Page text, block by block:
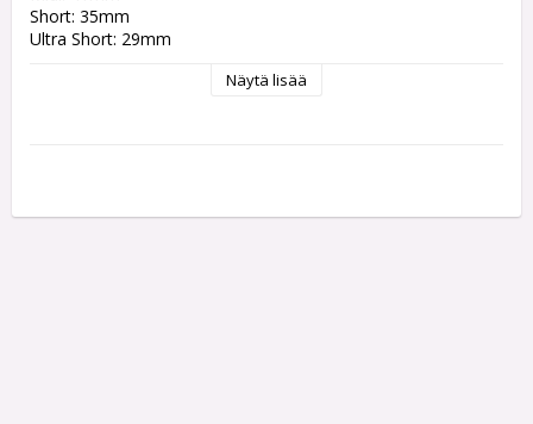
Short: 35mm
Ultra Short: 29mm
Each pack contains 3 Shafts.Näytä lisää